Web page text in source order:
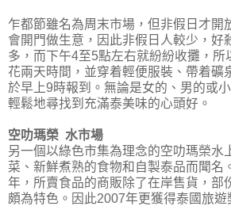
乍都節雖名為周末市場，但非假日才開
會開門做生意，因此非假日人較少，好
多，而下午4至5點左右就紛紛收攤，所
花兩天時間，並穿着輕便服裝、帶着礦
於早上9時報到。無論是女的、男的或
輕鬆地尋找到充滿泰美味的心頭好。
空叻瑪榮 水市場
另一個以綠色市集為理念的空叻瑪榮水
菜、新鮮煮熟的食物和自製泰品而聞名
年，所賣食品的商販除了在岸售貨，部
頗為特色。因此2007年更獲得泰國旅